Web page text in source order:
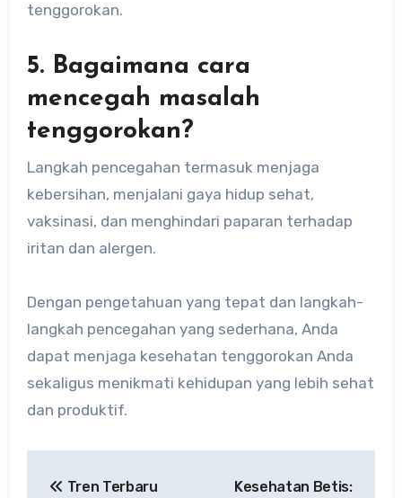
tenggorokan.
5. Bagaimana cara
mencegah masalah
tenggorokan?
Langkah pencegahan termasuk menjaga
kebersihan, menjalani gaya hidup sehat,
vaksinasi, dan menghindari paparan terhadap
iritan dan alergen.
Dengan pengetahuan yang tepat dan langkah-
langkah pencegahan yang sederhana, Anda
dapat menjaga kesehatan tenggorokan Anda
sekaligus menikmati kehidupan yang lebih sehat
dan produktif.
Tren Terbaru
Kesehatan Betis: